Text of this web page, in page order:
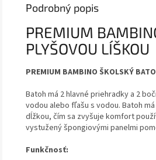
Podrobný popis
PREMIUM
PLYŠOVOU LÍŠKOU
PREMIUM BAMBINO ŠKOLSKÝ
Batoh má 2 hlavné priehradky a 2
vodou alebo fľašu s vodou. Batoh
dĺžkou, čím sa zvyšuje komfort
vystužený špongiovými panelmi
Funkčnosť: